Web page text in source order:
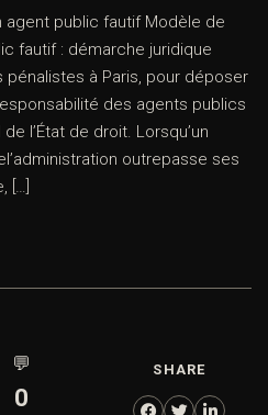
public fautif Modèle de
fautif : démarche juridique
pénalistes à Paris, pour déposer
des agents publics
l’État de droit. Lorsqu’un
outrepasse ses
[…]
💬
0
SHARE